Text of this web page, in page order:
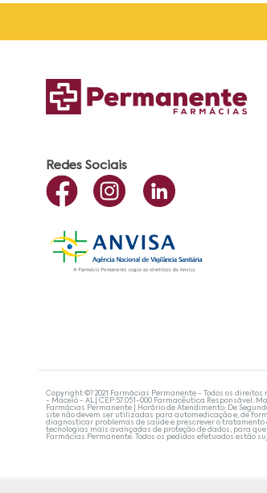
Redes Sociais
Copyright ©? 2021 Farmácias Permanente - Todos os direitos
- Maceió - AL| CEP:57.051-000 Farmacêutica Responsável:
Farmácias Permanente | Horário de Atendimento: De
site não devem ser utilizadas para automedicação e, de
diagnosticar problemas de saúde e prescrever o
tecnologias mais avançadas de proteção de dados, para
Farmácias Permanente. Todos os pedidos efetuados estão